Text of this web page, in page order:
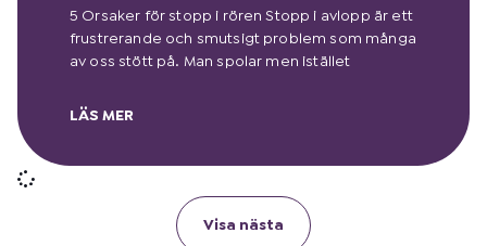
5 Orsaker för stopp i rören Stopp i avlopp är ett
frustrerande och smutsigt problem som många
av oss stött på. Man spolar men istället
LÄS MER
Visa nästa